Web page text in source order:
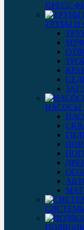
ПРЕСС
ТРУБЫ И
НАСОСЫ